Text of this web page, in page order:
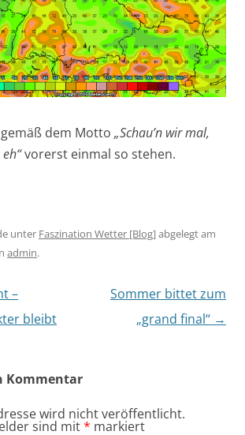
dem Motto „Schau’n wir mal,
vorerst einmal so stehen.
unter Faszination Wetter [Blog]abgelegt am
admin.
–
bleibt
Sommer bittet zum
„grand final“ →
Kommentar
wird nicht veröffentlicht.
sind mit* markiert